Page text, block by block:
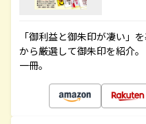
「御利益と御朱印が凄い」
から厳選して御朱印を紹介
一冊。